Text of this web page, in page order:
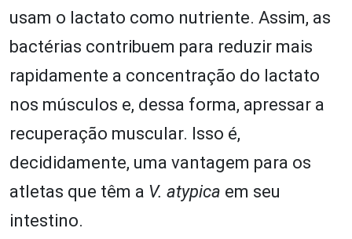
usam o lactato como nutriente. Assim, as
bactérias contribuem para reduzir mais
rapidamente a concentração do lactato
nos músculos e, dessa forma, apressar a
recuperação muscular. Isso é,
decididamente, uma vantagem para os
atletas que têm a V. atypica em seu
intestino.